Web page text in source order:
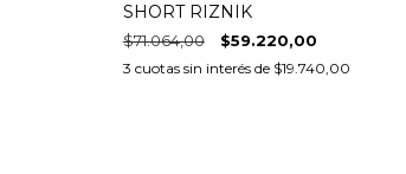
SHORT RIZNIK
$71.064,00 $59.220,00
3 cuotas sin interés de $19.740,00